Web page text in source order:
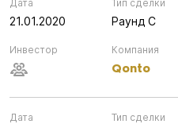
Дата
21.01.2020
Компания
Qonto
Инвестор
Тип сделки
Раунд C
Дата Тип сделки